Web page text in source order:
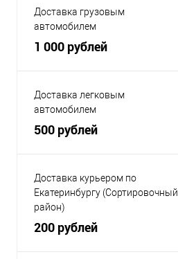
Доставка грузовым
автомобилем
1 000 рублей
Доставка легковым
автомобилем
500 рублей
Доставка курьером по
Екатеринбургу (Сортировочный
район)
200 рублей